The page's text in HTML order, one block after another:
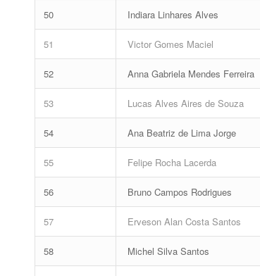
50 Indiara Linhares Alves
51 Victor Gomes Maciel
52 Anna Gabriela Mendes Ferreira
53 Lucas Alves Aires de Souza
54 Ana Beatriz de Lima Jorge
55 Felipe Rocha Lacerda
56 Bruno Campos Rodrigues
57 Erveson Alan Costa Santos
58 Michel Silva Santos